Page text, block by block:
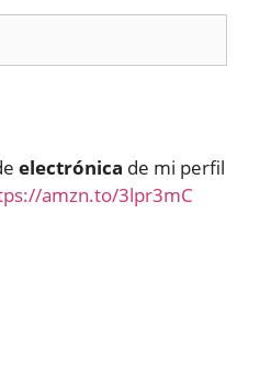
electrónica de mi perfil
amzn.to/3lpr3mC